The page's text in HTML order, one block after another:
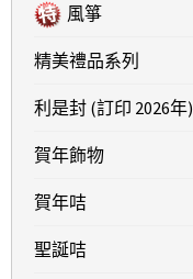
風箏
精美禮品系列
利是封 (訂印 2026年)
賀年飾物
賀年咭
聖誕咭